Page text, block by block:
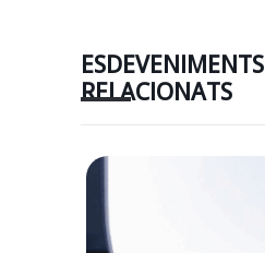
ESDEVENIMENTS
RELACIONATS